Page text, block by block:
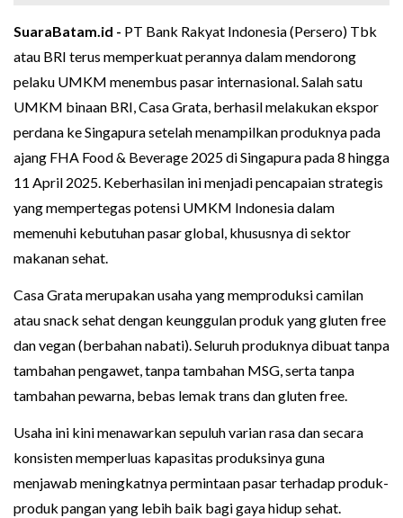
SuaraBatam.id - PT Bank Rakyat Indonesia (Persero) Tbk
atau BRI terus memperkuat perannya dalam mendorong
pelaku UMKM menembus pasar internasional. Salah satu
UMKM binaan BRI, Casa Grata, berhasil melakukan ekspor
perdana ke Singapura setelah menampilkan produknya pada
ajang FHA Food & Beverage 2025 di Singapura pada 8 hingga
11 April 2025. Keberhasilan ini menjadi pencapaian strategis
yang mempertegas potensi UMKM Indonesia dalam
memenuhi kebutuhan pasar global, khususnya di sektor
makanan sehat.
Casa Grata merupakan usaha yang memproduksi camilan
atau snack sehat dengan keunggulan produk yang gluten free
dan vegan (berbahan nabati). Seluruh produknya dibuat tanpa
tambahan pengawet, tanpa tambahan MSG, serta tanpa
tambahan pewarna, bebas lemak trans dan gluten free.
Usaha ini kini menawarkan sepuluh varian rasa dan secara
konsisten memperluas kapasitas produksinya guna
menjawab meningkatnya permintaan pasar terhadap produk-
produk pangan yang lebih baik bagi gaya hidup sehat.